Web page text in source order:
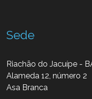
Sede
Riachão do Jacuípe -
Alameda 12, número 2
Asa Branca